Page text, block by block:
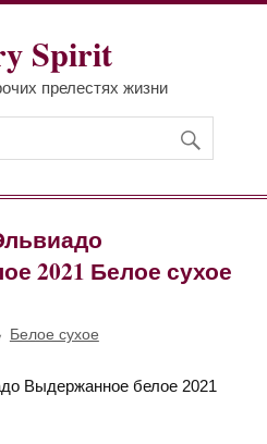
Spirit
прелестях жизни
2021 Белое сухое
Белое сухое